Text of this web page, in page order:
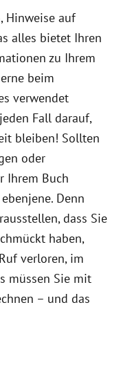
Hinweise auf
alles bietet Ihren
zu Ihrem
beim
verwendet
Fall darauf,
bleiben! Sollten
oder
Ihrem Buch
Denn
dass Sie
haben,
verloren, im
müssen Sie mit
– und das